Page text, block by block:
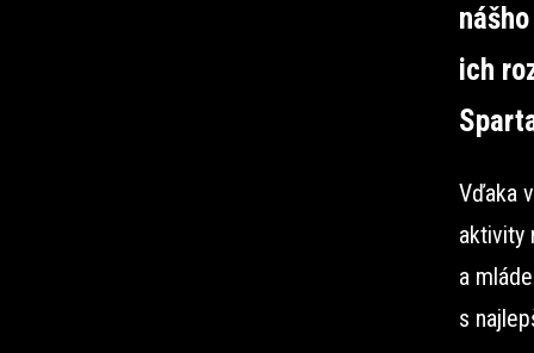
ich
Vďaka
aktivity
a
s